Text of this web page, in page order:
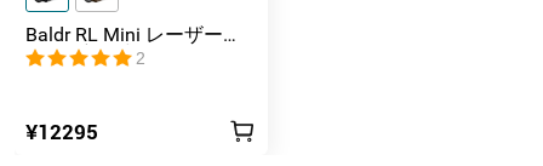
Baldr RL Mini レーザー
&LED 充電式 タクティカル
ライト
2
¥12295